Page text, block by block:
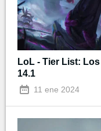
LoL - Tier List:
14.1
11 ene 2024